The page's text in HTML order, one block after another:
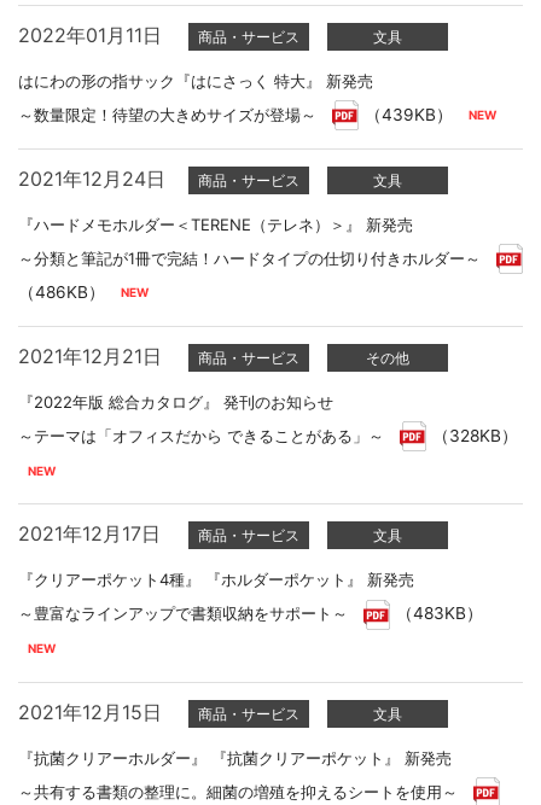
2022年01月11日 商品・サービス 文具
はにわの形の指サック『はにさっく 特大』 新発売
～数量限定！待望の大きめサイズが登場～
（439KB）
2021年12月24日 商品・サービス 文具
『ハードメモホルダー＜TERENE（テレネ）＞』 新発売
～分類と筆記が1冊で完結！ハードタイプの仕切り付きホルダー～
（486KB）
2021年12月21日 商品・サービス その他
『2022年版 総合カタログ』 発刊のお知らせ
～テーマは「オフィスだから できることがある」～
（328KB）
2021年12月17日 商品・サービス 文具
『クリアーポケット4種』 『ホルダーポケット』 新発売
～豊富なラインアップで書類収納をサポート～
（483KB）
2021年12月15日 商品・サービス 文具
『抗菌クリアーホルダー』 『抗菌クリアーポケット』 新発売
～共有する書類の整理に。細菌の増殖を抑えるシートを使用～